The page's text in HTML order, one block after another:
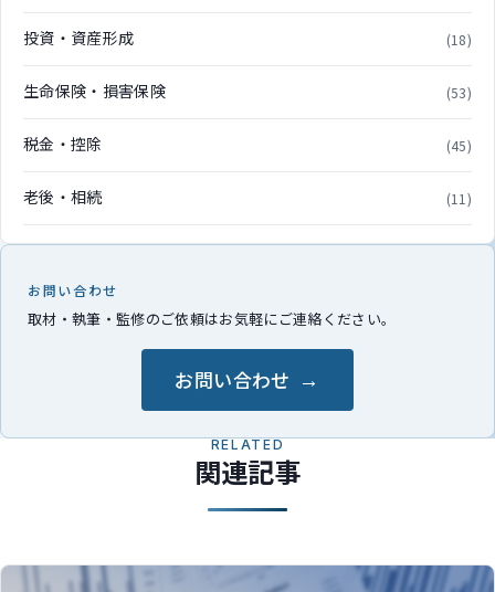
投資・資産形成 (18)
生命保険・損害保険 (53)
税金・控除 (45)
老後・相続 (11)
お問い合わせ
取材・執筆・監修のご依頼はお気軽にご連絡ください。
お問い合わせ
RELATED
関連記事